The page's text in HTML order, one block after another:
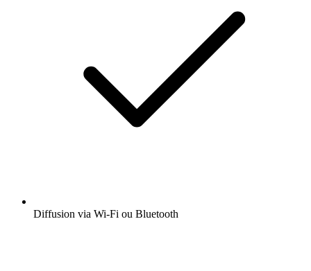
Diffusion via Wi-Fi ou Bluetooth